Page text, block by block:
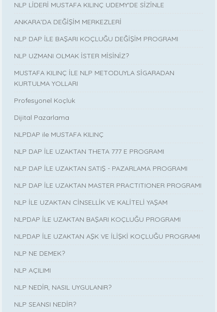
NLP LİDERİ MUSTAFA KILINÇ UDEMY'DE SİZİNLE
ANKARA’DA DEĞİŞİM MERKEZLERİ
NLP DAP İLE BAŞARI KOÇLUĞU DEĞİŞİM PROGRAMI
NLP UZMANI OLMAK İSTER MİSİNİZ?
MUSTAFA KILINÇ İLE NLP METODUYLA SİGARADAN
KURTULMA YOLLARI
Profesyonel Koçluk
Dijital Pazarlama
NLPDAP ile MUSTAFA KILINÇ
NLP DAP İLE UZAKTAN THETA 777 E PROGRAMI
NLP DAP İLE UZAKTAN SATIŞ - PAZARLAMA PROGRAMI
NLP DAP İLE UZAKTAN MASTER PRACTITIONER PROGRAMI
NLP İLE UZAKTAN CİNSELLİK VE KALİTELİ YAŞAM
NLPDAP İLE UZAKTAN BAŞARI KOÇLUĞU PROGRAMI
NLPDAP İLE UZAKTAN AŞK VE İLİŞKİ KOÇLUĞU PROGRAMI
NLP NE DEMEK?
NLP AÇILIMI
NLP NEDİR, NASIL UYGULANIR?
NLP SEANSI NEDİR?